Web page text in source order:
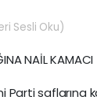
Sesli Oku)
NAİL KAMACI
Parti saflarına